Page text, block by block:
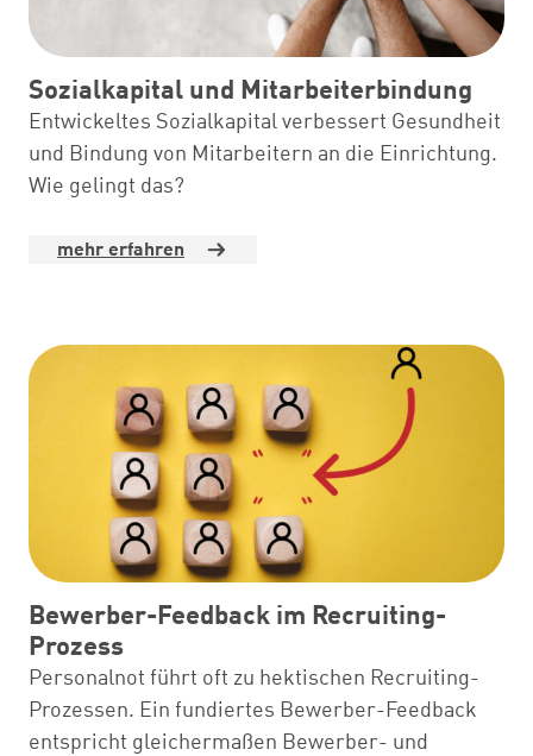
Sozialkapital und Mitarbeiterbindung
Entwickeltes Sozialkapital verbessert Gesundheit
und Bindung von Mitarbeitern an die Einrichtung.
Wie gelingt das?
mehr erfahren
Bewerber-Feedback im Recruiting-
Prozess
Personalnot führt oft zu hektischen Recruiting-
Prozessen. Ein fundiertes Bewerber-Feedback
entspricht gleichermaßen Bewerber- und